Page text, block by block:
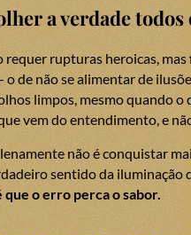
a verdade todos
requer rupturas heroicas, mas
de não se alimentar de
limpos, mesmo quando o
vem do entendimento, e
não é conquistar
sentido da iluminação
o erro perca o sabor.